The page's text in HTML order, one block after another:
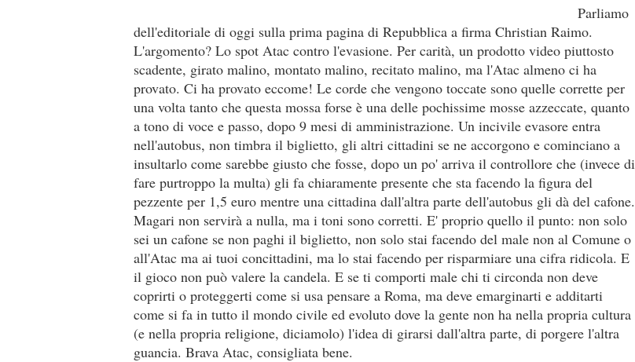
Parliamo
dell'editoriale di oggi sulla prima pagina di Repubblica a firma Christian Raimo.
L'argomento? Lo spot Atac contro l'evasione. Per carità, un prodotto video piuttosto
scadente, girato malino, montato malino, recitato malino, ma l'Atac almeno ci ha
provato. Ci ha provato eccome! Le corde che vengono toccate sono quelle corrette per
una volta tanto che questa mossa forse è una delle pochissime mosse azzeccate, quanto
a tono di voce e passo, dopo 9 mesi di amministrazione. Un incivile evasore entra
nell'autobus, non timbra il biglietto, gli altri cittadini se ne accorgono e cominciano a
insultarlo come sarebbe giusto che fosse, dopo un po' arriva il controllore che (invece di
fare purtroppo la multa) gli fa chiaramente presente che sta facendo la figura del
pezzente per 1,5 euro mentre una cittadina dall'altra parte dell'autobus gli dà del cafone.
Magari non servirà a nulla, ma i toni sono corretti. E' proprio quello il punto: non solo
sei un cafone se non paghi il biglietto, non solo stai facendo del male non al Comune o
all'Atac ma ai tuoi concittadini, ma lo stai facendo per risparmiare una cifra ridicola. E
il gioco non può valere la candela. E se ti comporti male chi ti circonda non deve
coprirti o proteggerti come si usa pensare a Roma, ma deve emarginarti e additarti
come si fa in tutto il mondo civile ed evoluto dove la gente non ha nella propria cultura
(e nella propria religione, diciamolo) l'idea di girarsi dall'altra parte, di porgere l'altra
guancia. Brava Atac, consigliata bene.